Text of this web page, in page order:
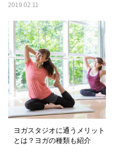
2019.02.11
ヨガスタジオに通うメリット
とは？ヨガの種類も紹介